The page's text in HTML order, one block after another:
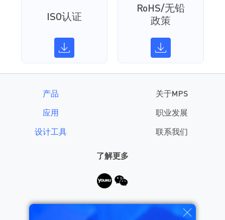
ISO认证
RoHS/无铅
政策
产品
应用
设计工具
关于MPS
职业发展
联系我们
了解更多